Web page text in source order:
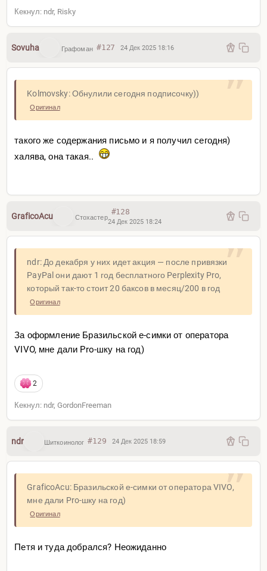
Кекнул: ndr, Risky
Sovuha Графоман #127 24 Дек 2025 18:16
Kolmovsky: Обнулили сегодня подписочку))
Оригинал
такого же содержания письмо и я получил сегодня)
халява, она такая..
GraficoAcu Стохастер
#128
24 Дек 2025 18:24
ndr: До декабря у них идет акция — после привязки
PayPal они дают 1 год бесплатного Perplexity Pro,
который так-то стоит 20 баксов в месяц/200 в год
Оригинал
За оформление Бразильской е-симки от оператора
VIVO, мне дали Pro-шку на год)
2
Кекнул: ndr, GordonFreeman
ndr Шиткоинолог #129 24 Дек 2025 18:59
GraficoAcu: Бразильской е-симки от оператора VIVO,
мне дали Pro-шку на год)
Оригинал
Петя и туда добрался? Неожиданно